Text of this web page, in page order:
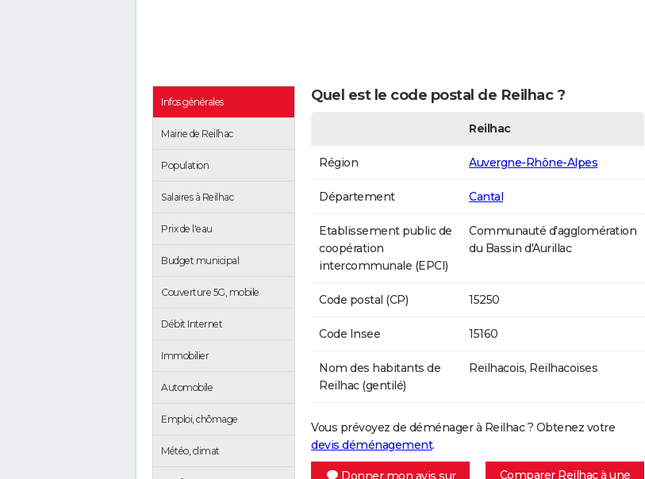
Infos générales
Mairie de Reilhac
Population
Salaires à Reilhac
Prix de l'eau
Budget municipal
Couverture 5G, mobile
Débit Internet
Immobilier
Automobile
Emploi, chômage
Météo, climat
Quel est le code postal de Reilhac ?
Reilhac
Région Auvergne-Rhône-Alpes
Département Cantal
Etablissement public de
coopération
intercommunale (EPCI)
Communauté d'agglomération
du Bassin d'Aurillac
Code postal (CP) 15250
Code Insee 15160
Nom des habitants de
Reilhac (gentilé)
Reilhacois, Reilhacoises
Vous prévoyez de déménager à Reilhac ? Obtenez votre
devis déménagement.
Donner mon avis sur
Comparer Reilhac à une